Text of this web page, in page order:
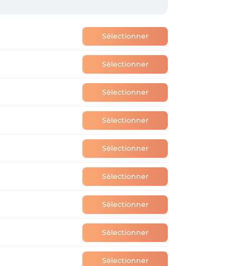
Sélectionner
Sélectionner
Sélectionner
Sélectionner
Sélectionner
Sélectionner
Sélectionner
Sélectionner
Sélectionner